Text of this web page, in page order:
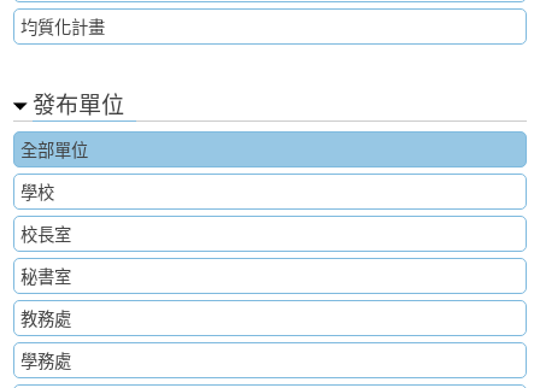
均質化計畫
發布單位
全部單位
學校
校長室
秘書室
教務處
學務處